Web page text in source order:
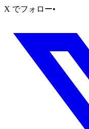
X でフォロー•